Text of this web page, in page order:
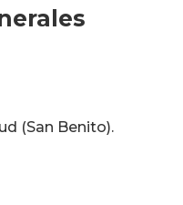
(San Benito).